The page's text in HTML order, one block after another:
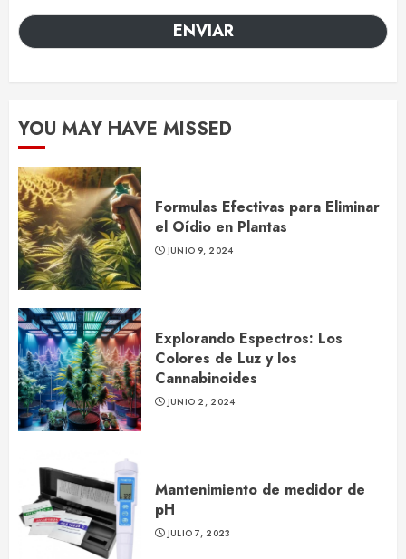
ENVIAR
YOU MAY HAVE MISSED
Formulas Efectivas para Eliminar
el Oídio en Plantas
JUNIO 9, 2024
Explorando Espectros: Los
Colores de Luz y los
Cannabinoides
JUNIO 2, 2024
Mantenimiento de medidor de
pH
JULIO 7, 2023